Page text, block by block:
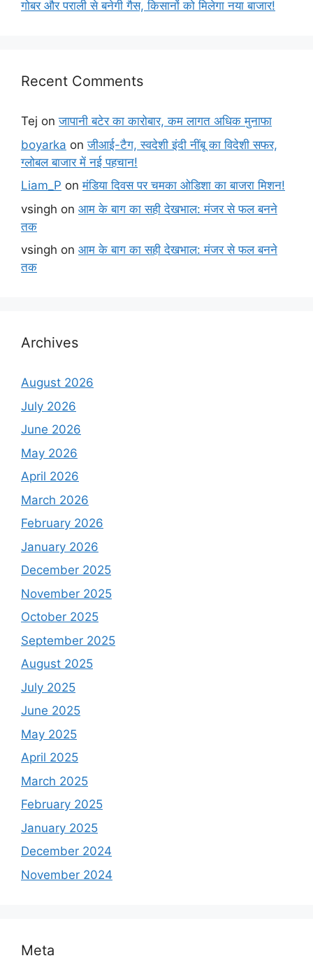
गोबर और पराली से बनेगी गैस, किसानों को मिलेगा नया बाजार!
Recent Comments
Tej onजापानी बटेर का कारोबार, कम लागत अधिक मुनाफा
boyarka onजीआई-टैग, स्वदेशी इंदी नींबू का विदेशी सफर,
ग्लोबल बाजार में नई पहचान!
Liam_P onमंडिया दिवस पर चमका ओडिशा का बाजरा मिशन!
vsingh on आम के बाग का सही देखभाल: मंजर से फल बनने
तक
vsingh on आम के बाग का सही देखभाल: मंजर से फल बनने
तक
Archives
August 2026
July 2026
June 2026
May 2026
April 2026
March 2026
February 2026
January 2026
December 2025
November 2025
October 2025
September 2025
August 2025
July 2025
June 2025
May 2025
April 2025
March 2025
February 2025
January 2025
December 2024
November 2024
Meta